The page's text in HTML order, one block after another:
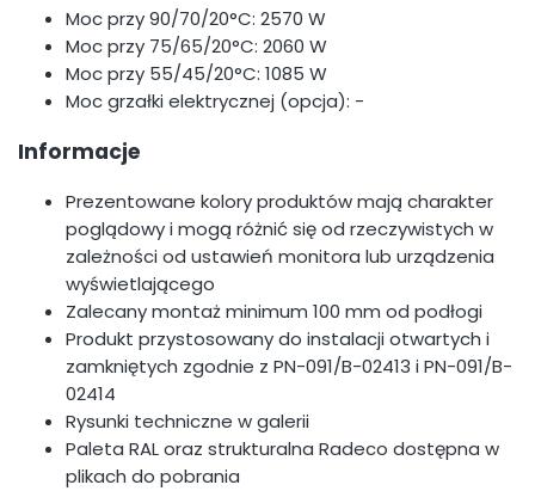
Moc przy 90/70/20°C: 2570 W
Moc przy 75/65/20°C: 2060 W
Moc przy 55/45/20°C: 1085 W
Moc grzałki elektrycznej (opcja): -
Informacje
Prezentowane kolory produktów mają charakter
poglądowy i mogą różnić się od rzeczywistych w
zależności od ustawień monitora lub urządzenia
wyświetlającego
Zalecany montaż minimum 100 mm od podłogi
Produkt przystosowany do instalacji otwartych i
zamkniętych zgodnie z PN-091/B-02413 i PN-091/B-
02414
Rysunki techniczne w galerii
Paleta RAL oraz strukturalna Radeco dostępna w
plikach do pobrania